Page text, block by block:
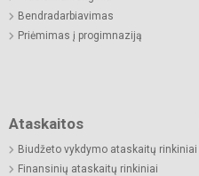
Bendradarbiavimas
Priėmimas į progimnaziją
Ataskaitos
Biudžeto vykdymo ataskaitų rinkiniai
Finansinių ataskaitų rinkiniai